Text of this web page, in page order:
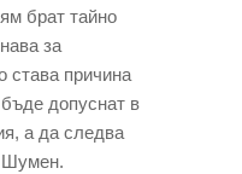
брат тайно
за
става причина
допуснат в
а да следва
Шумен.